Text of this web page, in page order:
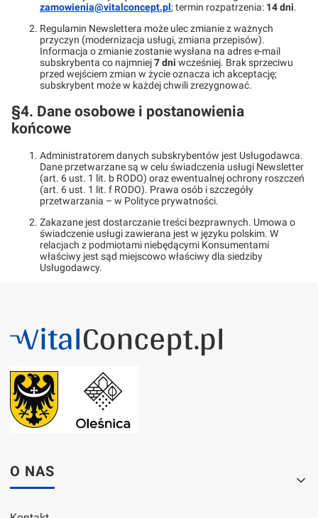
zamowienia@vitalconcept.pl; termin rozpatrzenia: 14 dni.
Regulamin Newslettera może ulec zmianie z ważnych
przyczyn (modernizacja usługi, zmiana przepisów).
Informacja o zmianie zostanie wysłana na adres e-mail
subskrybenta co najmniej7 dni wcześniej. Brak sprzeciwu
przed wejściem zmian w życie oznacza ich akceptację;
subskrybent może w każdej chwili zrezygnować.
§4. Dane osobowe i postanowienia
końcowe
Administratorem danych subskrybentów jest Usługodawca.
Dane przetwarzane są w celu świadczenia usługi Newsletter
(art. 6 ust. 1 lit. b RODO) oraz ewentualnej ochrony roszczeń
(art. 6 ust. 1 lit. f RODO). Prawa osób i szczegóły
przetwarzania – w Polityce prywatności.
Zakazane jest dostarczanie treści bezprawnych. Umowa o
świadczenie usługi zawierana jest w języku polskim. W
relacjach z podmiotami niebędącymi Konsumentami
właściwy jest sąd miejscowo właściwy dla siedziby
Usługodawcy.
Linki w stopce
O NAS